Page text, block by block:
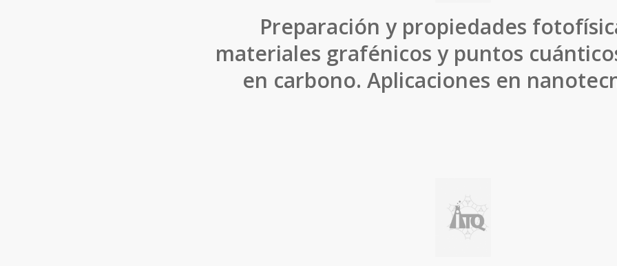
Preparación y propiedades
materiales grafénicos y puntos
en carbono. Aplicaciones en